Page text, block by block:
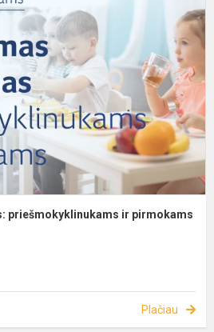
priešmokyklinukams ir pirmokams
Plačiau